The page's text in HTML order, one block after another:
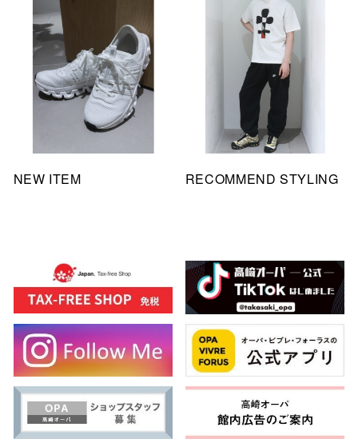
NEW ITEM RECOMMEND STYLING